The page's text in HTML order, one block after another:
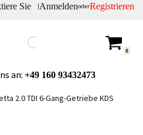
Sie |AnmeldenoderRegistrieren
0
an: +49160 93432473
2.0 TDI 6-Gang-Getriebe KDS